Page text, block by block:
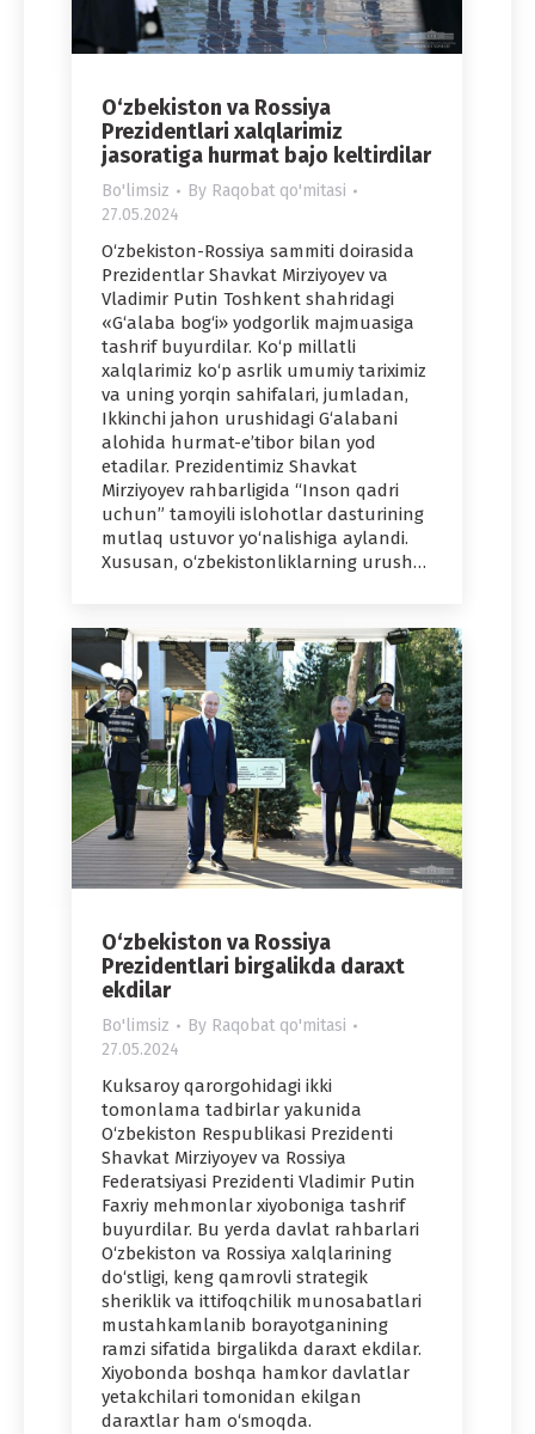
O‘zbekiston va Rossiya
Prezidentlari xalqlarimiz
jasoratiga hurmat bajo keltirdilar
Bo'limsiz By Raqobat qo'mitasi
27.05.2024
O‘zbekiston-Rossiya sammiti doirasida
Prezidentlar Shavkat Mirziyoyev va
Vladimir Putin Toshkent shahridagi
«G‘alaba bog‘i» yodgorlik majmuasiga
tashrif buyurdilar. Ko‘p millatli
xalqlarimiz ko‘p asrlik umumiy tariximiz
va uning yorqin sahifalari, jumladan,
Ikkinchi jahon urushidagi G‘alabani
alohida hurmat-e’tibor bilan yod
etadilar. Prezidentimiz Shavkat
Mirziyoyev rahbarligida “Inson qadri
uchun” tamoyili islohotlar dasturining
mutlaq ustuvor yo‘nalishiga aylandi.
Xususan, o‘zbekistonliklarning urush…
O‘zbekiston va Rossiya
Prezidentlari birgalikda daraxt
ekdilar
Bo'limsiz By Raqobat qo'mitasi
27.05.2024
Kuksaroy qarorgohidagi ikki
tomonlama tadbirlar yakunida
O‘zbekiston Respublikasi Prezidenti
Shavkat Mirziyoyev va Rossiya
Federatsiyasi Prezidenti Vladimir Putin
Faxriy mehmonlar xiyoboniga tashrif
buyurdilar. Bu yerda davlat rahbarlari
O‘zbekiston va Rossiya xalqlarining
do‘stligi, keng qamrovli strategik
sheriklik va ittifoqchilik munosabatlari
mustahkamlanib borayotganining
ramzi sifatida birgalikda daraxt ekdilar.
Xiyobonda boshqa hamkor davlatlar
yetakchilari tomonidan ekilgan
daraxtlar ham o‘smoqda.